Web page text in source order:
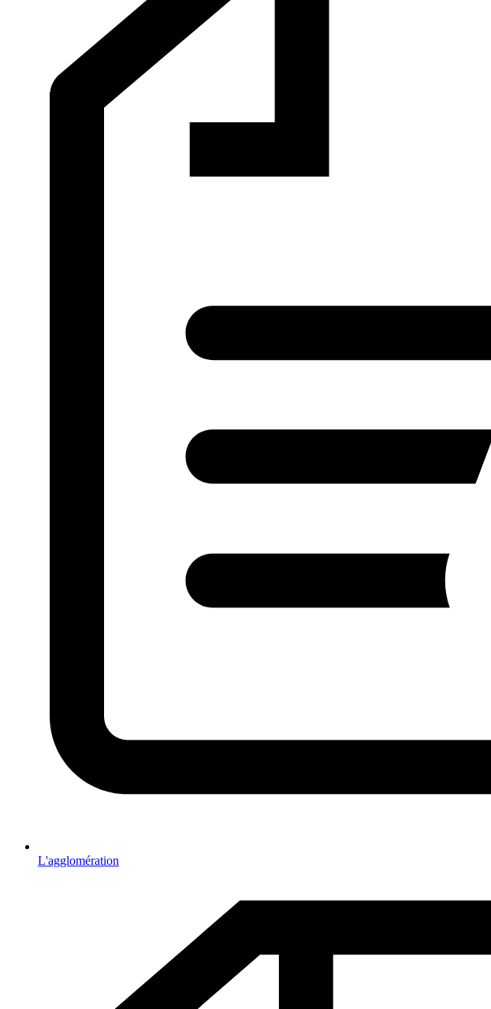
L'agglomération